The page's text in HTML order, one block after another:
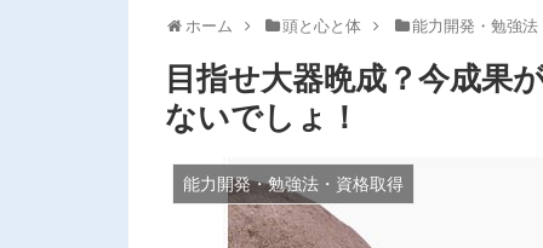
ホーム 頭と心と体 能力開発・勉強法
目指せ大器晩成？今成果
ないでしょ！
能力開発・勉強法・資格取得